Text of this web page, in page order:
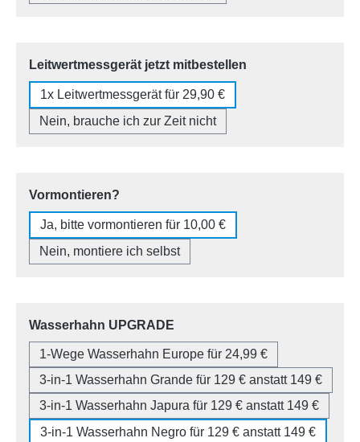
Leitwertmessgerät jetzt mitbestellen
1x Leitwertmessgerät für 29,90 €
Nein, brauche ich zur Zeit nicht
Vormontieren?
Ja, bitte vormontieren für 10,00 €
Nein, montiere ich selbst
Wasserhahn UPGRADE
1-Wege Wasserhahn Europe für 24,99 €
3-in-1 Wasserhahn Grande für 129 € anstatt 149 €
3-in-1 Wasserhahn Japura für 129 € anstatt 149 €
3-in-1 Wasserhahn Negro für 129 € anstatt 149 €